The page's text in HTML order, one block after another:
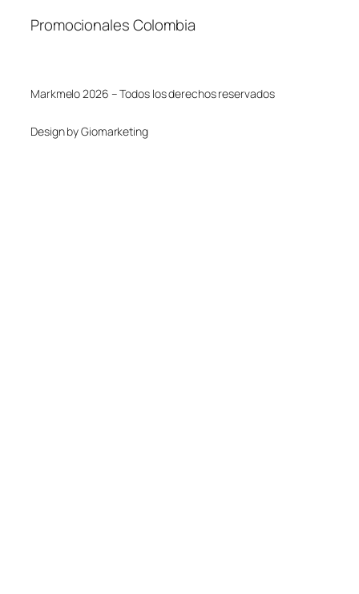
Promocionales Colombia
Markmelo 2026 – Todos los derechos reservados
Design by Giomarketing